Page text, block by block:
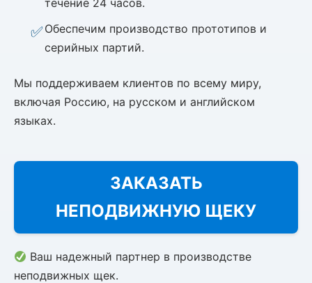
течение 24 часов.
Обеспечим производство прототипов и
серийных партий.
Мы поддерживаем клиентов по всему миру,
включая Россию, на русском и английском
языках.
ЗАКАЗАТЬ
НЕПОДВИЖНУЮ ЩЕКУ
Ваш надежный партнер в производстве
неподвижных щек.